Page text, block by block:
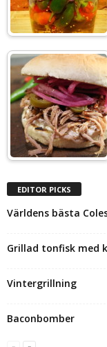
EDITOR PICKS
Världens bästa
Grillad tonfisk med
Vintergrillning
Baconbomber